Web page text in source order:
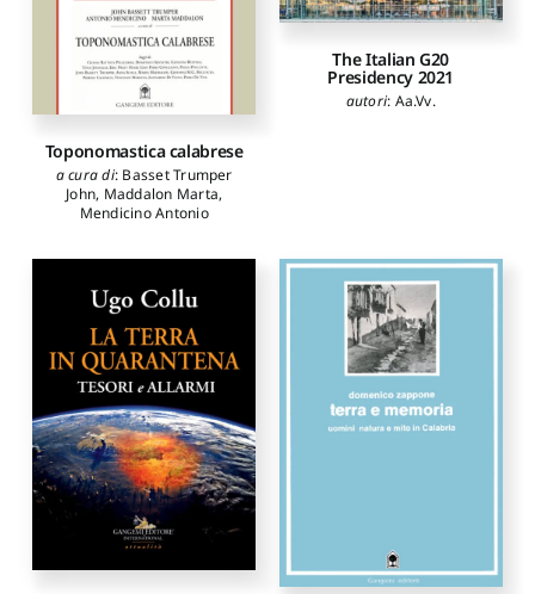
Toponomastica calabrese
a cura di: Basset Trumper
John, Maddalon Marta,
Mendicino Antonio
The Italian G20
Presidency 2021
autori: Aa.Vv.